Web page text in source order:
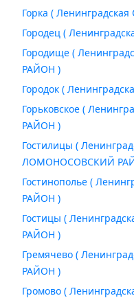
Горка (
Городец (
Городище (
РАЙОН )
Городок (
Горьковское (
РАЙОН )
Гостилицы (
ЛОМОНОСОВСКИЙ
Гостинополье (
РАЙОН )
Гостицы (
РАЙОН )
Гремячево (
РАЙОН )
Громово (